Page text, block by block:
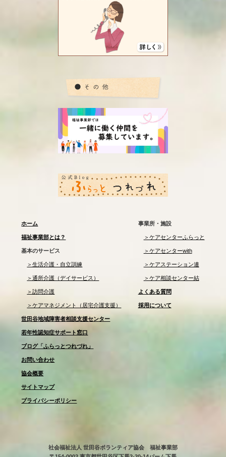
ホーム
福祉事業部とは？
基本のサービス
＞生活介護・自立訓練
＞通所介護（デイサービス）
＞訪問介護
＞ケアマネジメント（居宅介護支援）
事業所・施設
＞ケアセンターふらっと
＞ケアセンターwith
＞ケアステーション連
＞ケア相談センター結
よくある質問
採用について
世田谷地域障害者相談支援センター
若年性認知症サポート窓口
ブログ「ふらっとつれづれ」
お問い合わせ
協会概要
サイトマップ
プライバシーポリシー
社会福祉法人 世田谷ボランティア協会 福祉事業部